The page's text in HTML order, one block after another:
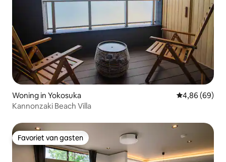
Woning in Yokosuka Gemiddelde
4,86 (69)
Kannonzaki Beach Villa
Favoriet van gasten
Favoriet van gasten